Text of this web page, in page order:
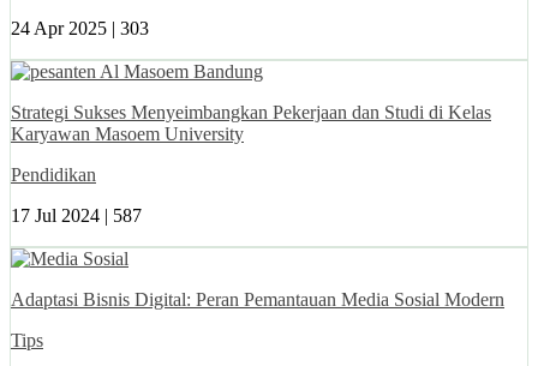
24 Apr 2025 | 303
Strategi Sukses Menyeimbangkan Pekerjaan dan Studi di Kelas
Karyawan Masoem University
Pendidikan
17 Jul 2024 | 587
Adaptasi Bisnis Digital: Peran Pemantauan Media Sosial Modern
Tips